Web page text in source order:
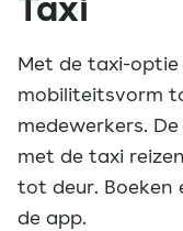
Met de taxi-optie
mobiliteitsvorm
medewerkers.
met de taxi
tot deur. Boeken
de app.